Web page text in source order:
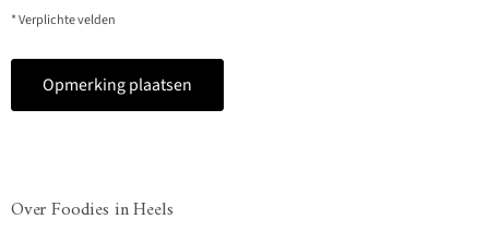
* Verplichte velden
Opmerking plaatsen
Over Foodies in Heels